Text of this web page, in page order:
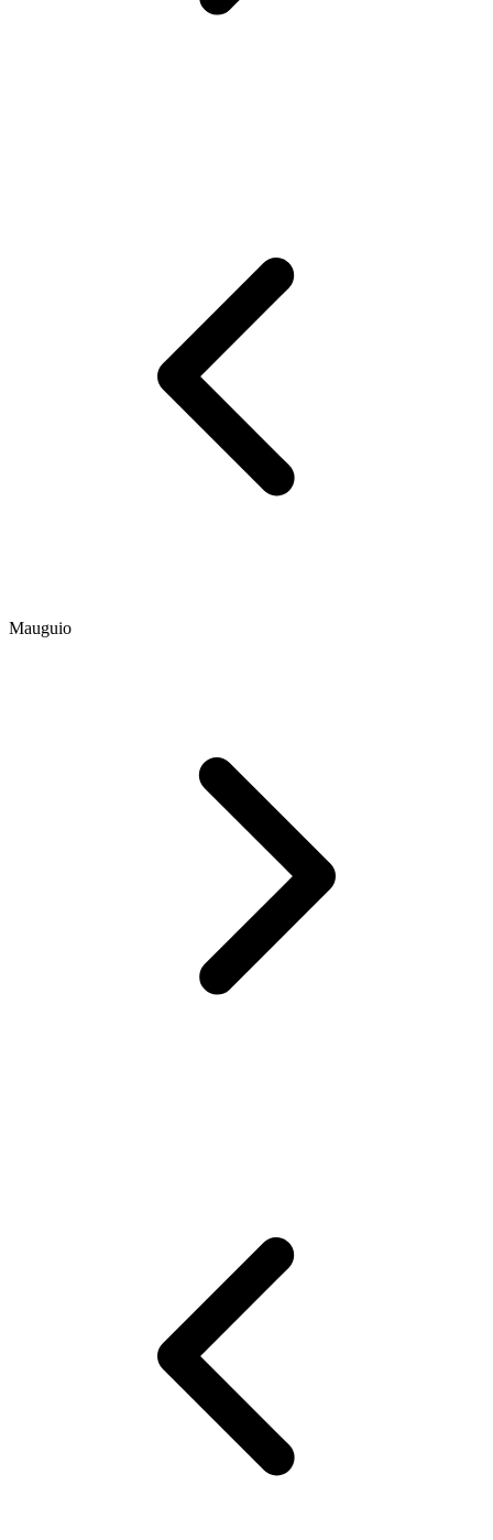
Mauguio